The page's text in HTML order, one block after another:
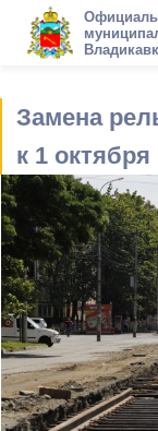
Замена
к 1 октября